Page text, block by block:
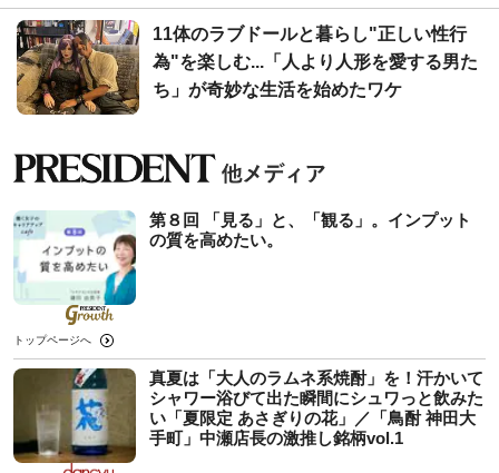
11体のラブドールと暮らし"正しい性行
為"を楽しむ...「人より人形を愛する男た
ち」が奇妙な生活を始めたワケ
第８回 「見る」と、「観る」。インプット
の質を高めたい。
トップページへ
真夏は「大人のラムネ系焼酎」を！汗かいて
シャワー浴びて出た瞬間にシュワっと飲みた
い「夏限定 あさぎりの花」／「鳥酎 神田大
手町」中瀬店長の激推し銘柄vol.1